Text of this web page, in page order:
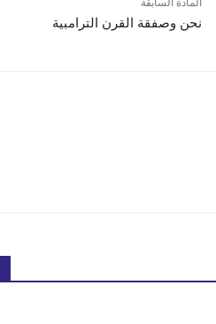
المادة السابقة
نحن وصفقة القرن الترامبية